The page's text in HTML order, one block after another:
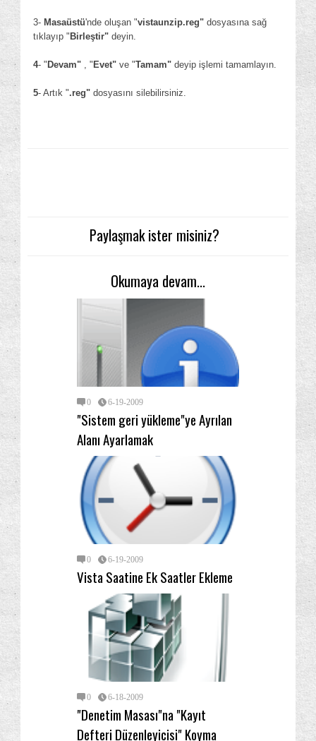
3- Masaüstü'nde oluşan "vistaunzip.reg" dosyasına sağ
tıklayıp " Birleştir" deyin.
4- " Devam" , " Evet" ve "Tamam" deyip işlemi tamamlayın.
5- Artık ".reg" dosyasını silebilirsiniz.
Paylaşmak ister misiniz?
Okumaya devam...
0 6-19-2009
"Sistem geri yükleme"ye Ayrılan
Alanı Ayarlamak
0 6-19-2009
Vista Saatine Ek Saatler Ekleme
0 6-18-2009
"Denetim Masası"na "Kayıt
Defteri Düzenleyicisi" Koyma